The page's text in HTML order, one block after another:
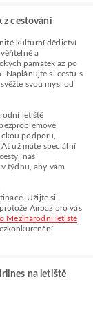
z cestování
kulturní dědictví
a
památek až po
Naplánujte si cestu s
svou mysl od
letiště
podporu,
už máte speciální
náš
týdnu, aby vám
Užijte si
Airpaz pro vás
Mezinárodní letiště
na letiště